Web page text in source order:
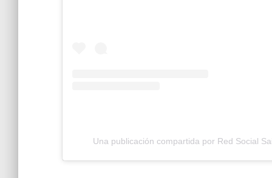
Una publicación compartida por Red Social